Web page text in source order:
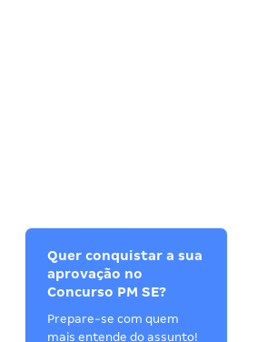
Quer conquistar a sua
aprovação no
Concurso PM SE?
Prepare-se com quem
mais entende do assunto!